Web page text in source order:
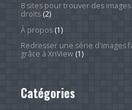
8 sites pour trouver des
droits(2)
À propos(1)
Redresser une série d'images
grâce à XnView(1)
Catégories